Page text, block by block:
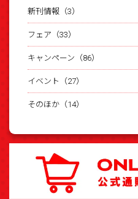
新刊情報（3）
フェア（33）
キャンペーン（86）
イベント（27）
そのほか（14）